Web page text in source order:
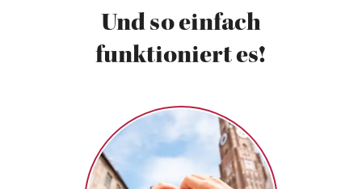
Und so einfach
funktioniert es!